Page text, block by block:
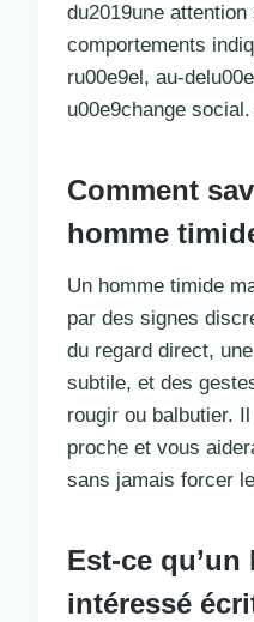
du2019une
comportements
ru00e9el, au-
u00e9change
Comment
homme
Un homme timide
par des signes
du regard direct,
subtile, et des
rougir ou balbutier.
proche et vous
sans jamais forcer
Est-ce qu’un
intéressé